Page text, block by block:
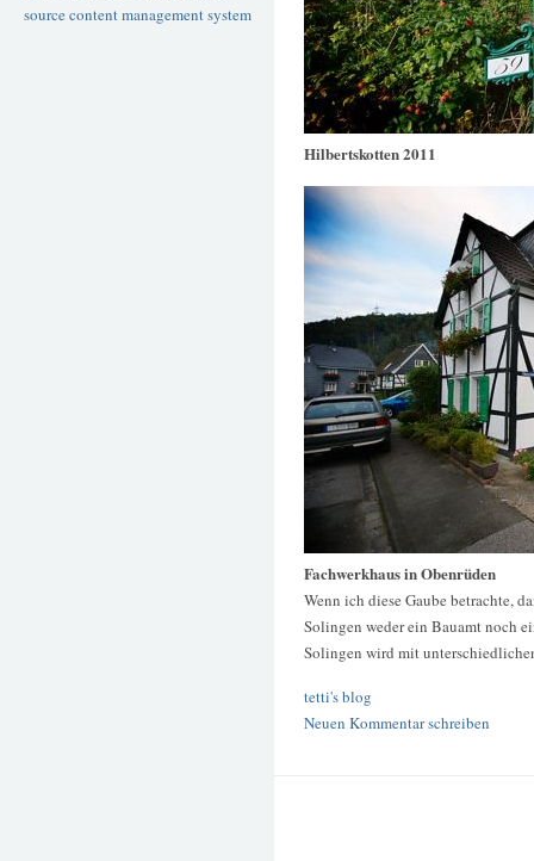
Hilbertskotten 2011
Fachwerkhaus in Obenrüden
Wenn ich diese Gaube betrachte,
Solingen weder ein Bauamt noch
Solingen wird mit
tetti's blog
Neuen Kommentar schreiben